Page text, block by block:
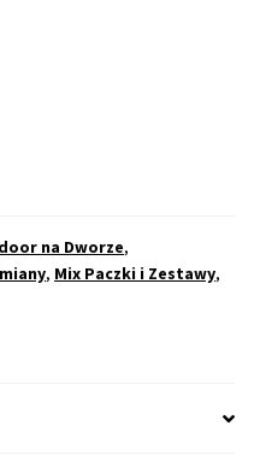
na Dworze,
, Mix Paczki i Zestawy,